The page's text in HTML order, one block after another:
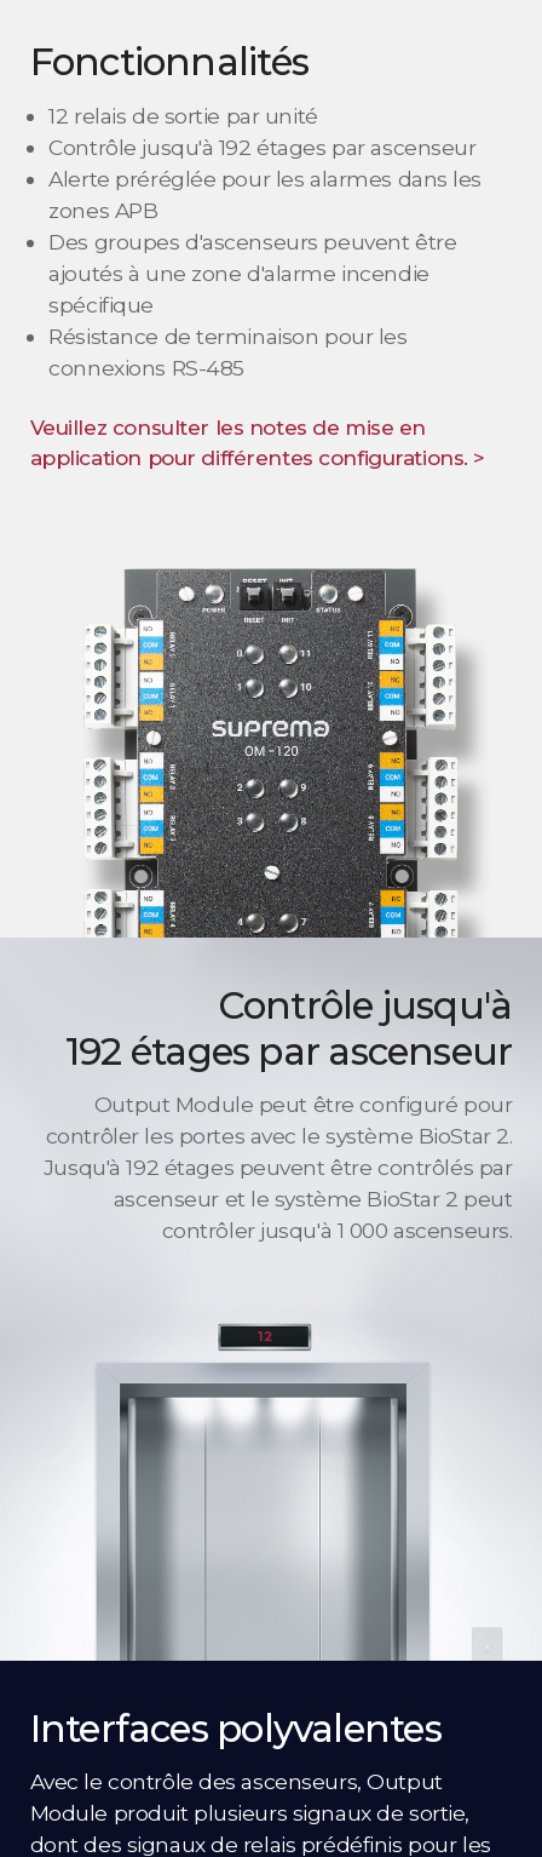
Fonctionnalités
12 relais de sortie par unité
Contrôle jusqu'à 192 étages par ascenseur
Alerte préréglée pour les alarmes dans les
zones APB
Des groupes d'ascenseurs peuvent être
ajoutés à une zone d'alarme incendie
spécifique
Résistance de terminaison pour les
connexions RS-485
Veuillez consulter les notes de mise en
application pour différentes configurations. >
Contrôle jusqu'à
192 étages par ascenseur
Output Module peut être configuré pour
contrôler les portes avec le système BioStar 2.
Jusqu'à 192 étages peuvent être contrôlés par
ascenseur et le système BioStar 2 peut
contrôler jusqu'à 1 000 ascenseurs.
Interfaces polyvalentes
Avec le contrôle des ascenseurs, Output
Module produit plusieurs signaux de sortie,
dont des signaux de relais prédéfinis pour les